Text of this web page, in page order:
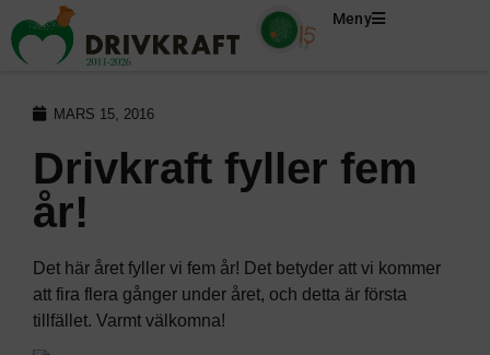
Meny
MARS 15, 2016
Drivkraft fyller fem
år!
Det här året fyller vi fem år! Det betyder att vi kommer
att fira flera gånger under året, och detta är första
tillfället. Varmt välkomna!